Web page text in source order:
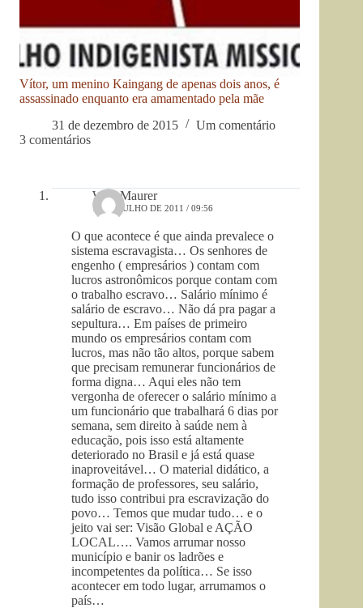
Vítor, um menino Kaingang de apenas dois anos, é
assassinado enquanto era amamentado pela mãe
31 de dezembro de 2015
Um comentário
3 comentários
Willi Maurer
12 DE JULHO DE 2011 / 09:56
O que acontece é que ainda prevalece o
sistema escravagista… Os senhores de
engenho ( empresários ) contam com
lucros astronômicos porque contam com
o trabalho escravo… Salário mínimo é
salário de escravo… Não dá pra pagar a
sepultura… Em países de primeiro
mundo os empresários contam com
lucros, mas não tão altos, porque sabem
que precisam remunerar funcionários de
forma digna… Aqui eles não tem
vergonha de oferecer o salário mínimo a
um funcionário que trabalhará 6 dias por
semana, sem direito à saúde nem à
educação, pois isso está altamente
deteriorado no Brasil e já está quase
inaproveitável… O material didático, a
formação de professores, seu salário,
tudo isso contribui pra escravização do
povo… Temos que mudar tudo… e o
jeito vai ser: Visão Global e AÇÃO
LOCAL…. Vamos arrumar nosso
município e banir os ladrões e
incompetentes da política… Se isso
acontecer em todo lugar, arrumamos o
país…